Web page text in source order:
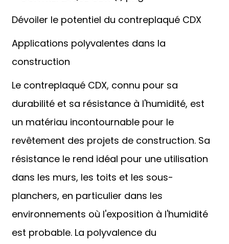
Dévoiler le potentiel du contreplaqué CDX
Applications polyvalentes dans la
construction
Le contreplaqué CDX, connu pour sa
durabilité et sa résistance à l'humidité, est
un matériau incontournable pour le
revêtement des projets de construction. Sa
résistance le rend idéal pour une utilisation
dans les murs, les toits et les sous-
planchers, en particulier dans les
environnements où l'exposition à l'humidité
est probable. La polyvalence du